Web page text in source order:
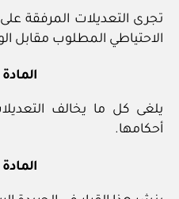
الاحتياطي المطلوب مقابل
المادة
يلغى كل ما يخالف
أحكامها.
المادة